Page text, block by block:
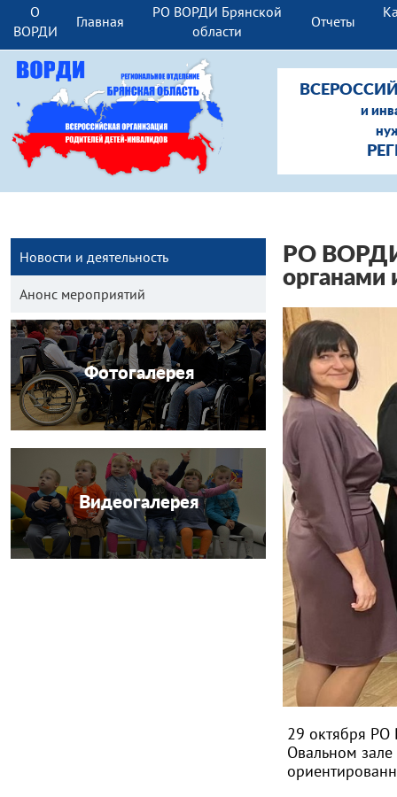
О
ВОРДИ
Главная
РО ВОРДИ Брянской
области
Отчеты
и
Новости и деятельность
Анонс мероприятий
Фотогалерея
Видеогалерея
РО ВОРДИ
органами
29 октября РО
Овальном зале